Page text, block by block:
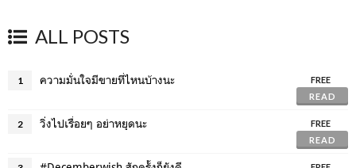
ALL POSTS
1 ความมั่นใจมีขายที่ไหนบ้างนะ
FREE
READ
2 วิ่งไปเรื่อยๆ อย่าหยุดนะ
FREE
READ